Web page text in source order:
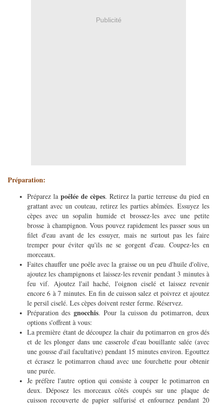
Publicité
Préparation:
Préparez la poêlée de cèpes. Retirez la partie terreuse du pied en
grattant avec un couteau, retirez les parties abîmées. Essuyez les
cèpes avec un sopalin humide et brossez-les avec une petite
brosse à champignon. Vous pouvez rapidement les passer sous un
filet d'eau avant de les essuyer, mais ne surtout pas les faire
tremper pour éviter qu'ils ne se gorgent d'eau. Coupez-les en
morceaux.
Faites chauffer une poêle avec la graisse ou un peu d'huile d'olive,
ajoutez les champignons et laissez-les revenir pendant 3 minutes à
feu vif. Ajoutez l'ail haché, l'oignon ciselé et laissez revenir
encore 6 à 7 minutes. En fin de cuisson salez et poivrez et ajoutez
le persil ciselé. Les cèpes doivent rester ferme. Réservez.
Préparation des gnocchis.Pour la cuisson du potimarron, deux
options s'offrent à vous:
La première étant de découpez la chair du potimarron en gros dés
et de les plonger dans une casserole d'eau bouillante salée (avec
une gousse d'ail facultative) pendant 15 minutes environ. Egouttez
et écrasez le potimarron chaud avec une fourchette pour obtenir
une purée.
Je préfère l'autre option qui consiste à couper le potimarron en
deux. Déposez les morceaux côtés coupés sur une plaque de
cuisson recouverte de papier sulfurisé et enfournez pendant 20